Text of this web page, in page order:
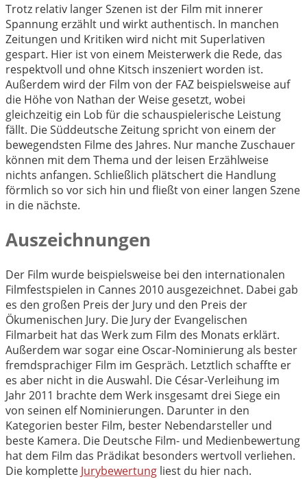
Trotz relativ langer Szenen ist der Film mit innerer
Spannung erzählt und wirkt authentisch. In manchen
Zeitungen und Kritiken wird nicht mit Superlativen
gespart. Hier ist von einem Meisterwerk die Rede, das
respektvoll und ohne Kitsch inszeniert worden ist.
Außerdem wird der Film von der FAZ beispielsweise auf
die Höhe von Nathan der Weise gesetzt, wobei
gleichzeitig ein Lob für die schauspielerische Leistung
fällt. Die Süddeutsche Zeitung spricht von einem der
bewegendsten Filme des Jahres. Nur manche Zuschauer
können mit dem Thema und der leisen Erzählweise
nichts anfangen. Schließlich plätschert die Handlung
förmlich so vor sich hin und fließt von einer langen Szene
in die nächste.
Auszeichnungen
Der Film wurde beispielsweise bei den internationalen
Filmfestspielen in Cannes 2010 ausgezeichnet. Dabei gab
es den großen Preis der Jury und den Preis der
Ökumenischen Jury. Die Jury der Evangelischen
Filmarbeit hat das Werk zum Film des Monats erklärt.
Außerdem war sogar eine Oscar-Nominierung als bester
fremdsprachiger Film im Gespräch. Letztlich schaffte er
es aber nicht in die Auswahl. Die César-Verleihung im
Jahr 2011 brachte dem Werk insgesamt drei Siege ein
von seinen elf Nominierungen. Darunter in den
Kategorien bester Film, bester Nebendarsteller und
beste Kamera. Die Deutsche Film- und Medienbewertung
hat dem Film das Prädikat besonders wertvoll verliehen.
Die komplette Jurybewertung liest du hier nach.